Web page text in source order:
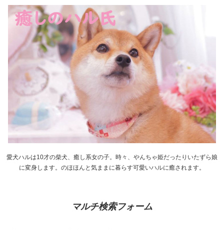
愛犬ハルは10才の柴犬、癒し系女の子。時々、やんちゃ姫だったりいたずら娘
に変身します。のほほんと気ままに暮らす可愛いハルに癒されます。
マルチ検索フォーム